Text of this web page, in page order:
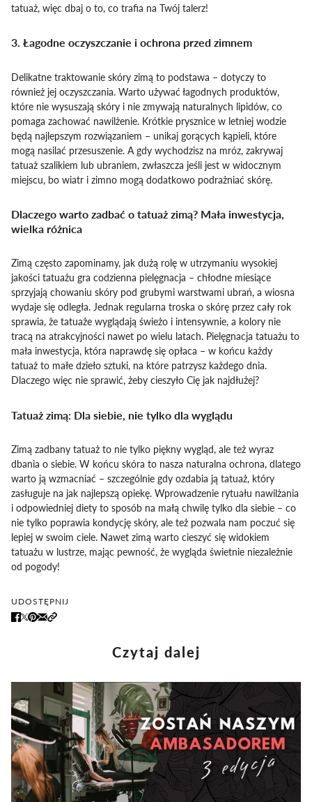
tatuaż, więc dbaj o to, co trafia na Twój talerz!
3. Łagodne oczyszczanie i ochrona przed zimnem
Delikatne traktowanie skóry zimą to podstawa – dotyczy to
również jej oczyszczania. Warto używać łagodnych produktów,
które nie wysuszają skóry i nie zmywają naturalnych lipidów, co
pomaga zachować nawilżenie. Krótkie prysznice w letniej wodzie
będą najlepszym rozwiązaniem – unikaj gorących kąpieli, które
mogą nasilać przesuszenie. A gdy wychodzisz na mróz, zakrywaj
tatuaż szalikiem lub ubraniem, zwłaszcza jeśli jest w widocznym
miejscu, bo wiatr i zimno mogą dodatkowo podrażniać skórę.
Dlaczego warto zadbać o tatuaż zimą? Mała inwestycja,
wielka różnica
Zimą często zapominamy, jak dużą rolę w utrzymaniu wysokiej
jakości tatuażu gra codzienna pielęgnacja – chłodne miesiące
sprzyjają chowaniu skóry pod grubymi warstwami ubrań, a wiosna
wydaje się odległa. Jednak regularna troska o skórę przez cały rok
sprawia, że tatuaże wyglądają świeżo i intensywnie, a kolory nie
tracą na atrakcyjności nawet po wielu latach. Pielęgnacja tatuażu to
mała inwestycja, która naprawdę się opłaca – w końcu każdy
tatuaż to małe dzieło sztuki, na które patrzysz każdego dnia.
Dlaczego więc nie sprawić, żeby cieszyło Cię jak najdłużej?
Tatuaż zimą: Dla siebie, nie tylko dla wyglądu
Zimą zadbany tatuaż to nie tylko piękny wygląd, ale też wyraz
dbania o siebie. W końcu skóra to nasza naturalna ochrona, dlatego
warto ją wzmacniać – szczególnie gdy ozdabia ją tatuaż, który
zasługuje na jak najlepszą opiekę. Wprowadzenie rytuału nawilżania
i odpowiedniej diety to sposób na małą chwilę tylko dla siebie – co
nie tylko poprawia kondycję skóry, ale też pozwala nam poczuć się
lepiej w swoim ciele. Nawet zimą warto cieszyć się widokiem
tatuażu w lustrze, mając pewność, że wygląda świetnie niezależnie
od pogody!
UDOSTĘPNIJ
Czytaj dalej